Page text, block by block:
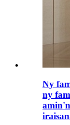
Ny
ny